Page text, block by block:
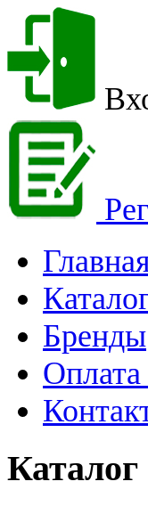
Бренды
Оплата
Каталог